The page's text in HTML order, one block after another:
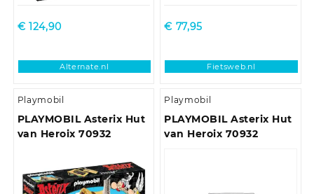
€ 124,90
Alternate.nl
€ 77,95
Fietsweb.nl
Playmobil
PLAYMOBIL Asterix Hut
van Heroix 70932
Playmobil
PLAYMOBIL Asterix Hut
van Heroix 70932